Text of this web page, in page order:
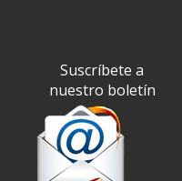
Suscríbete a
nuestro boletín